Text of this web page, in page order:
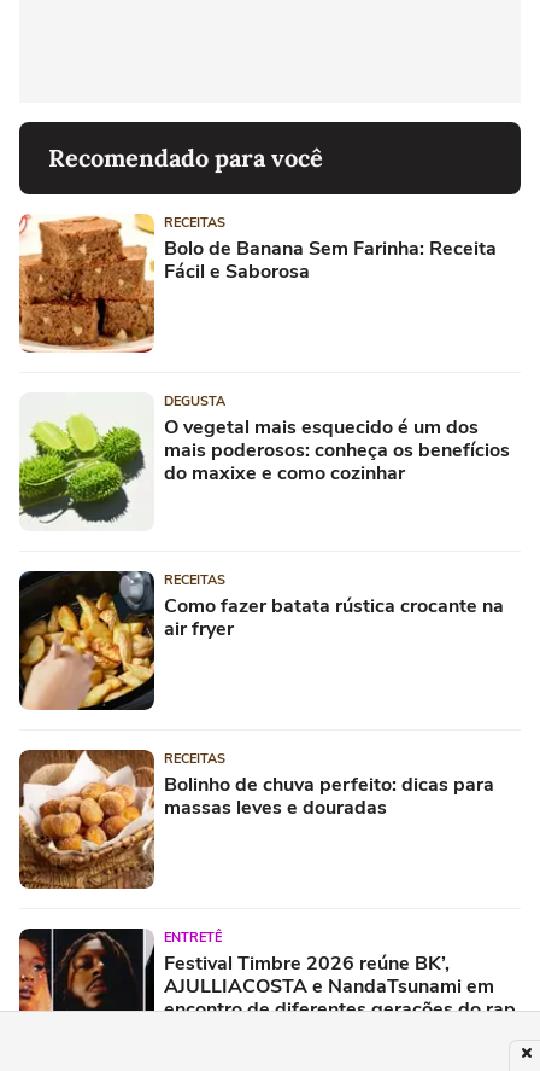
Recomendado para você
RECEITAS
Bolo de Banana Sem Farinha: Receita
Fácil e Saborosa
DEGUSTA
O vegetal mais esquecido é um dos
mais poderosos: conheça os benefícios
do maxixe e como cozinhar
RECEITAS
Como fazer batata rústica crocante na
air fryer
RECEITAS
Bolinho de chuva perfeito: dicas para
massas leves e douradas
ENTRETÊ
Festival Timbre 2026 reúne BK’,
AJULLIACOSTA e NandaTsunami em
encontro de diferentes gerações do rap